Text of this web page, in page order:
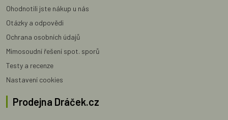
Ohodnotili jste nákup u nás
Otázky a odpovědi
Ochrana osobních údajů
Mimosoudní řešení spot. sporů
Testy a recenze
Nastavení cookies
Prodejna Dráček.cz